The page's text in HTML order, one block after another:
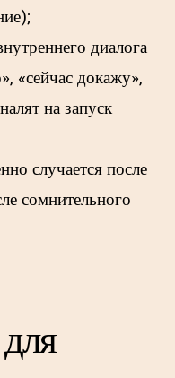
диалога
«сейчас докажу»,
на запуск
случается после
сомнительного